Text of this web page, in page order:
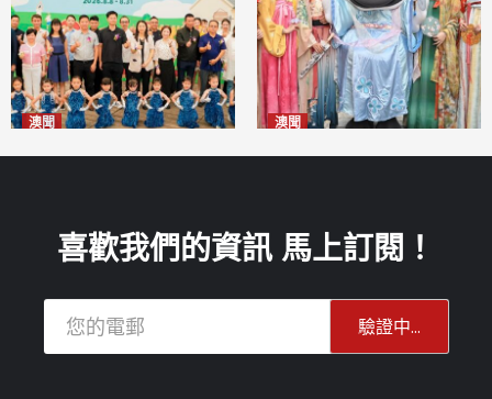
澳聞
2026-08-09
澳聞
喜歡我們的資訊 馬上訂閱！